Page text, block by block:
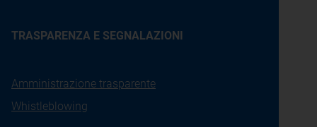
TRASPARENZA E SEGNALAZIONI
Amministrazione trasparente
Whistleblowing